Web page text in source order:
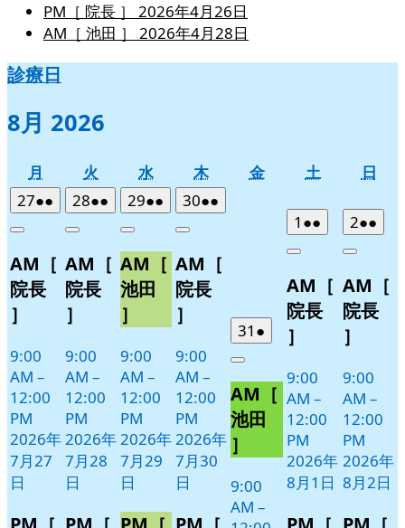
PM［ 院長 ］ 2026年4月26日
AM［ 池田 ］ 2026年4月28日
診療日
8月 2026
月
曜
日
火
曜
日
水水
曜
日
木木
曜
日
金金
土土
日
日
日
272026
年
月
27
日
●●
件
イ
ベ
ト)
Close
AM［
院長
］
9:00
AM –
12:00
PM
2026年
7月27
日
282026
年
月
28
日
●●
件
イ
ベ
ト)
Close
AM［
院長
］
9:00
AM –
12:00
PM
2026年
7月28
日
292026
年
月
29
●●
件
イ
ベ
ト)
Close
AM［
池田
］
9:00
AM –
12:00
PM
2026年
7月29
日
302026
年
月
30
日
●●
件
イ
Close
AM［
院長
］
9:00
AM –
12:00
PM
2026年
7月30
日
31 2026
年
月
31
●
件
イ
ベ
ト)
Close
AM［
池田
］
9:00
AM –
1 2026
年
月
1
日
●●
件
イ
ベ
Close
AM［
院長
］
9:00
AM –
12:00
PM
2026年
8月1日
22026
年
月
2
日
●●
件
イ
ベ
Close
AM［
院長
］
9:00
AM –
12:00
PM
2026年
8月2日